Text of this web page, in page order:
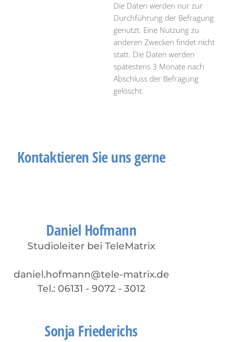
Die Daten werden nur zur
Durchführung der Befragung
genutzt. Eine Nutzung zu
anderen Zwecken findet nicht
statt. Die Daten werden
spätestens 3 Monate nach
Abschluss der Befragung
gelöscht.
Kontaktieren Sie uns gerne
Daniel Hofmann
Studioleiter bei TeleMatrix
daniel.hofmann@tele-matrix.de
Tel.: 06131 - 9072 - 3012
Sonja Friederichs